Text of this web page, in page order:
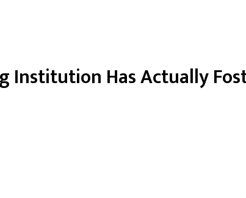
Institution Has Actually